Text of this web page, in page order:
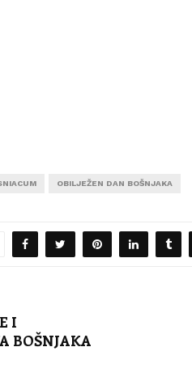
OBILJEŽEN DAN BOŠNJAKA
I
BOŠNJAKA